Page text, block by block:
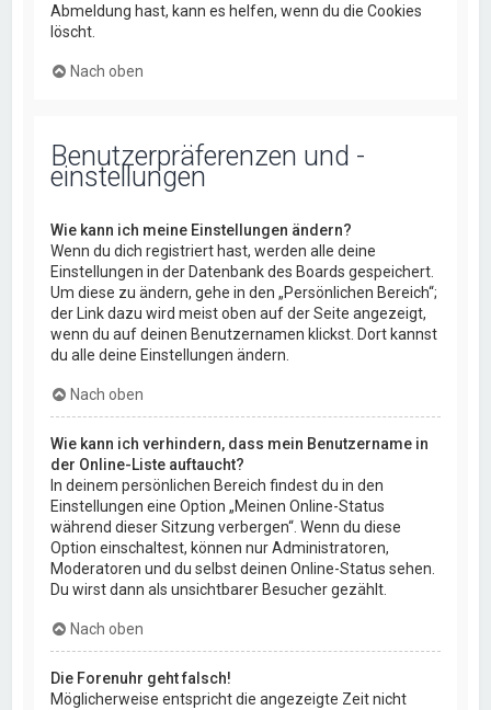
Abmeldung hast, kann es helfen, wenn du die Cookies
löscht.
Nach oben
Benutzerpräferenzen und -
einstellungen
Wie kann ich meine Einstellungen ändern?
Wenn du dich registriert hast, werden alle deine
Einstellungen in der Datenbank des Boards gespeichert.
Um diese zu ändern, gehe in den „Persönlichen Bereich“;
der Link dazu wird meist oben auf der Seite angezeigt,
wenn du auf deinen Benutzernamen klickst. Dort kannst
du alle deine Einstellungen ändern.
Nach oben
Wie kann ich verhindern, dass mein Benutzername in
der Online-Liste auftaucht?
In deinem persönlichen Bereich findest du in den
Einstellungen eine Option „Meinen Online-Status
während dieser Sitzung verbergen“. Wenn du diese
Option einschaltest, können nur Administratoren,
Moderatoren und du selbst deinen Online-Status sehen.
Du wirst dann als unsichtbarer Besucher gezählt.
Nach oben
Die Forenuhr geht falsch!
Möglicherweise entspricht die angezeigte Zeit nicht